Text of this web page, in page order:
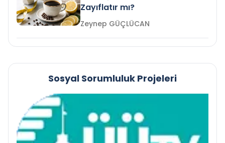
Zayıflatır mı?
Zeynep GÜÇLÜCAN
Sosyal Sorumluluk Projeleri